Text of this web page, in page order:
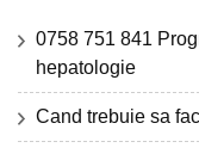
0758 751 841
hepatologie
Cand trebuie sa